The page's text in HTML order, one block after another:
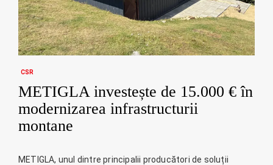
CSR
METIGLA investește de 15.000 € în
modernizarea infrastructurii
montane
METIGLA, unul dintre principalii producători de soluții